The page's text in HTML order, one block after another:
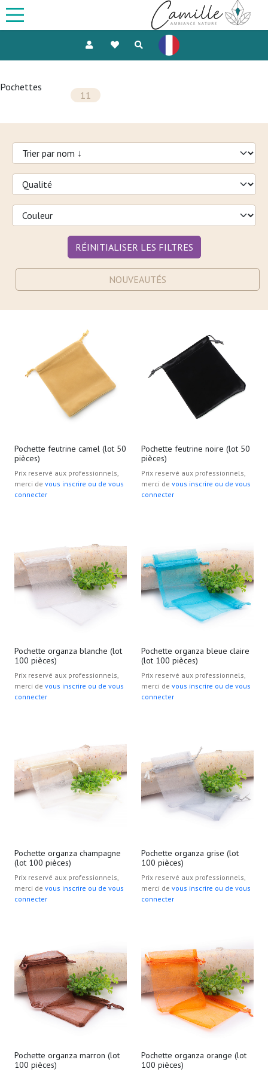
Pochettes
11
RÉINITIALISER LES FILTRES
NOUVEAUTÉS
Pochette feutrine camel (lot 50
pièces)
Prix reservé aux professionnels,
merci de vous inscrire ou de vous
connecter
Pochette feutrine noire (lot 50
pièces)
Prix reservé aux professionnels,
merci de vous inscrire ou de vous
connecter
Pochette organza blanche (lot
100 pièces)
Prix reservé aux professionnels,
merci de vous inscrire ou de vous
connecter
Pochette organza bleue claire
(lot 100 pièces)
Prix reservé aux professionnels,
merci de vous inscrire ou de vous
connecter
Pochette organza champagne
(lot 100 pièces)
Prix reservé aux professionnels,
merci de vous inscrire ou de vous
connecter
Pochette organza grise (lot
100 pièces)
Prix reservé aux professionnels,
merci de vous inscrire ou de vous
connecter
Pochette organza marron (lot
100 pièces)
Pochette organza orange (lot
100 pièces)